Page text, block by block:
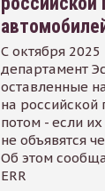
С октября
департамент
оставленные
на российской
потом - если
не объявятся
Об этом
ERR